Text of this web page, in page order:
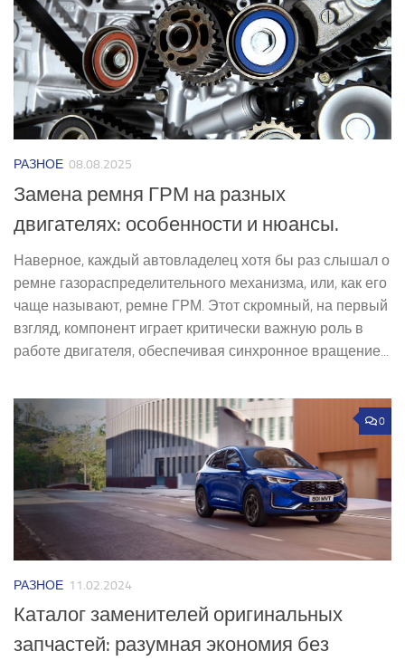
РАЗНОЕ 08.08.2025
Замена ремня ГРМ на разных
двигателях: особенности и нюансы.
Наверное, каждый автовладелец хотя бы раз слышал о
ремне газораспределительного механизма, или, как его
чаще называют, ремне ГРМ. Этот скромный, на первый
взгляд, компонент играет критически важную роль в
работе двигателя, обеспечивая синхронное вращение...
0
РАЗНОЕ 11.02.2024
Каталог заменителей оригинальных
запчастей: разумная экономия без